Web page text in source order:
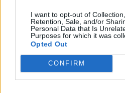
I want to opt-out of
Retention, Sale, and/or
Personal Data that Is
Purposes for which it was
Opted Out
CONFIRM
Shpëtohen në kohë 5
turistë suedezë që
rrezikuan të mbyteshin në
det në Ksamil
e
të fundit